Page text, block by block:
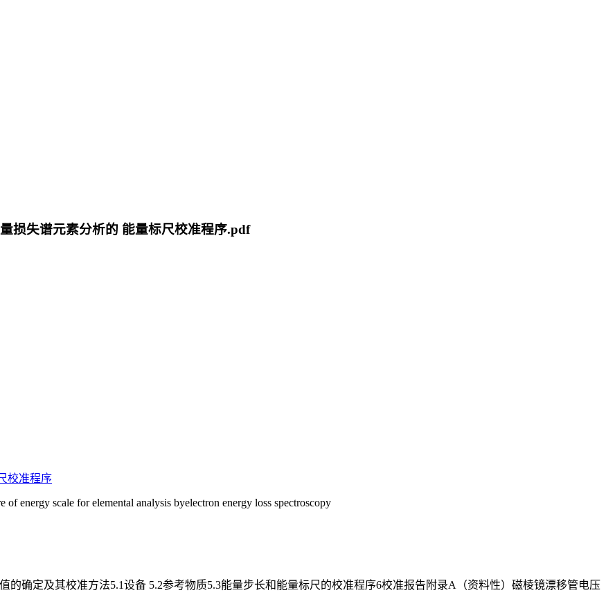
损失谱元素分析的 能量标尺校准程序.pdf
校准程序
energy scale for elemental analysis byelectron energy loss spectroscopy
的确定及其校准方法5.1设备 5.2参考物质5.3能量步长和能量标尺的校准程序6校准报告附录A（资料性）磁棱镜漂移管电压